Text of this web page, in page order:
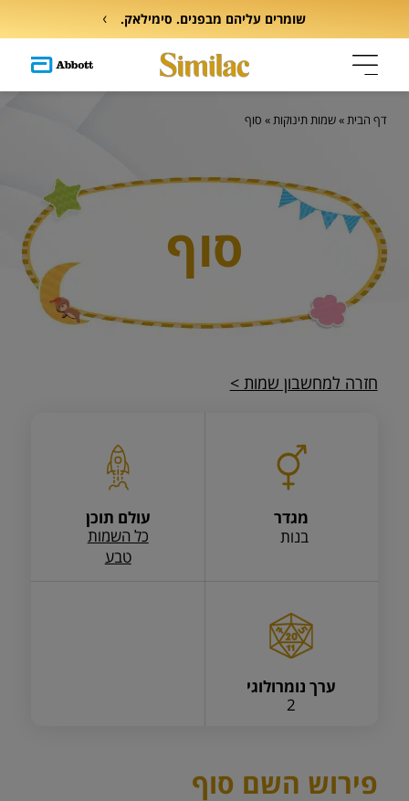
שומרים עליהם מבפנים. סימילאק.
סוף
דף הבית»שמות תינוקות» סוף
חזרה למחשבון שמות >
מגדר
בנות
עולם תוכן
כל השמות
טבע
ערך נומרולוגי
2
פירוש השם סוף